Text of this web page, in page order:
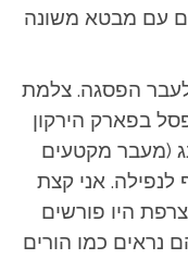
עם מבטא משונה
הפסגה. צלמת
בפארק הירקון
(מעבר מקטעים
לנפילה. אני קצת
היו פורשים
נראים כמו הורים